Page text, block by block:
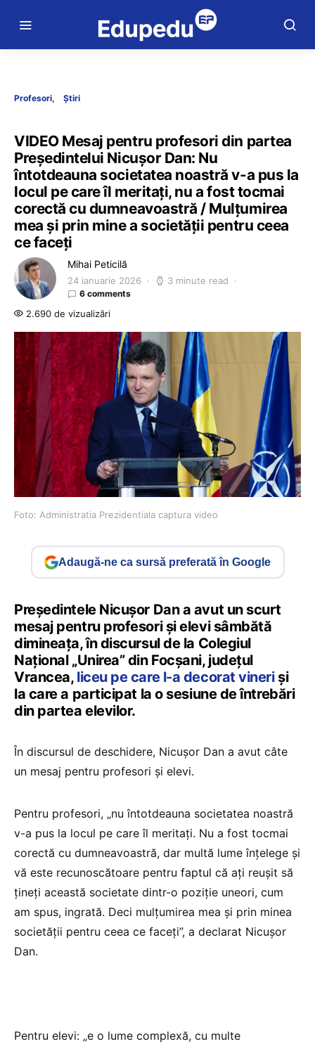
Profesori Știri
VIDEO Mesaj pentru profesori din partea
Președintelui Nicușor Dan: Nu
întotdeauna societatea noastră v-a pus la
locul pe care îl meritați, nu a fost tocmai
corectă cu dumneavoastră / Mulțumirea
mea și prin mine a societății pentru ceea
ce faceți
Mihai Peticilă
24 ianuarie 2026 3 minute read
6 comments
2.690 de vizualizări
Foto: Administratia Prezidentiala captura video
Adaugă-ne ca sursă preferată în Google
Președintele Nicușor Dan a avut un scurt
mesaj pentru profesori și elevi sâmbătă
dimineața, în discursul de la Colegiul
Național „Unirea” din Focșani, județul
Vrancea, liceu pe care l-a decorat vineriși
la care a participat la o sesiune de întrebări
din partea elevilor.
În discursul de deschidere, Nicușor Dan a avut câte
un mesaj pentru profesori și elevi.
Pentru profesori, „nu întotdeauna societatea noastră
v-a pus la locul pe care îl meritați. Nu a fost tocmai
corectă cu dumneavoastră, dar multă lume înțelege și
vă este recunoscătoare pentru faptul că ați reușit să
țineți această societate dintr-o poziție uneori, cum
am spus, ingrată. Deci mulțumirea mea și prin minea
societății pentru ceea ce faceți”, a declarat Nicușor
Dan.
Pentru elevi: „e o lume complexă, cu multe